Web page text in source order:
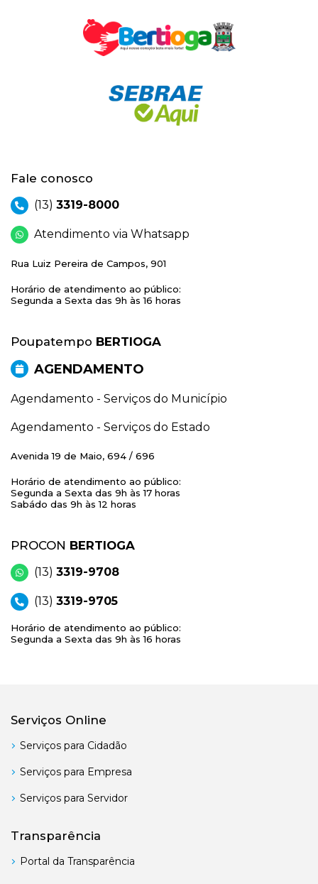
Fale conosco
(13) 3319-8000
Atendimento via Whatsapp
Rua Luiz Pereira de Campos, 901
Horário de atendimento ao público:
Segunda a Sexta das 9h às 16 horas
Poupatempo BERTIOGA
AGENDAMENTO
Agendamento - Serviços do Município
Agendamento - Serviços do Estado
Avenida 19 de Maio, 694 / 696
Horário de atendimento ao público:
Segunda a Sexta das 9h às 17 horas
Sabádo das 9h às 12 horas
PROCON BERTIOGA
(13) 3319-9708
(13) 3319-9705
Horário de atendimento ao público:
Segunda a Sexta das 9h às 16 horas
Serviços Online
Serviços para Cidadão
Serviços para Empresa
Serviços para Servidor
Transparência
Portal da Transparência